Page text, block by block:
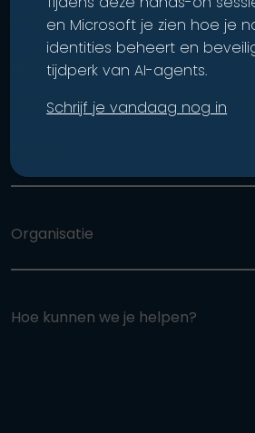
Achternaam
Organisatie
Hoe kunnen we je helpen?
en Microsoft je zien hoe je
identities beheert en
tijdperk van AI-agents.
Schrijf je vandaag nog in